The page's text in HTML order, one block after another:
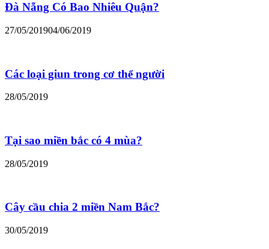
Đà Nẵng Có Bao Nhiêu Quận?
27/05/201904/06/2019
Các loại giun trong cơ thể người
28/05/2019
Tại sao miền bắc có 4 mùa?
28/05/2019
Cây cầu chia 2 miền Nam Bắc?
30/05/2019